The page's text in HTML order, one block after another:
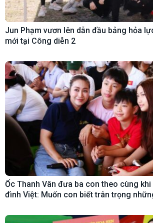
Jun Phạm vươn lên dẫn đầu bảng hỏa
mới tại Công diễn 2
Ốc Thanh Vân đưa ba con theo cùng
đình Việt: Muốn con biết trân trọng